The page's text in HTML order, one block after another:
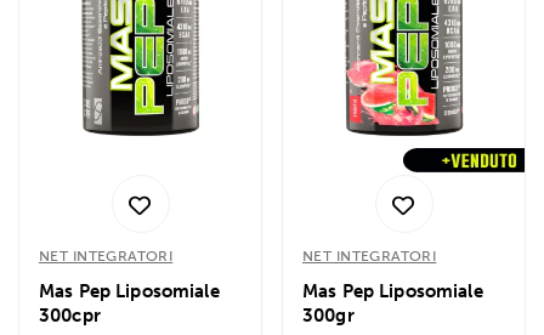
NET INTEGRATORI
Mas Pep Liposomiale
300cpr
NET INTEGRATORI
Mas Pep Liposomiale
300gr